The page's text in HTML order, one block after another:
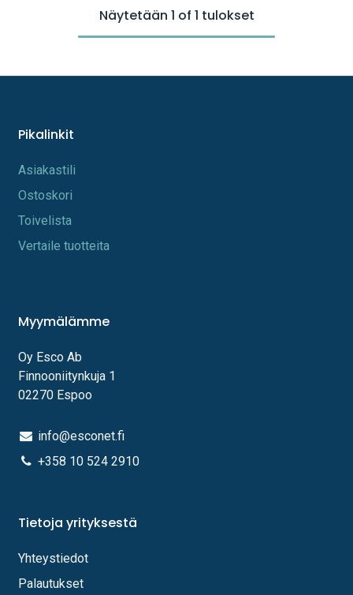
Näytetään 1 of 1 tulokset
Pikalinkit
A​s​iakastili
Os​toskori
Toi​velista
Vertaile tuotteita
Myymälämme
Oy Esco Ab
Finnooniitynkuja 1
02270 Espoo
info@esconet.fi
+358 10 524 2910
Tietoja yrityksestä
Yhteystiedot
Palautukset